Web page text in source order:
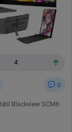
4
0
Blackview SCM6